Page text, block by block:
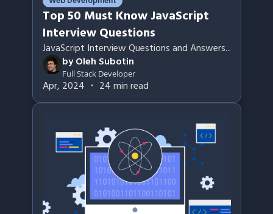
Top 50 Must Know JavaScript
Interview Questions
JavaScript Interview Questions and Answers...
byOleh Subotin
Full Stack Developer
Apr, 2024 ・ 24min read